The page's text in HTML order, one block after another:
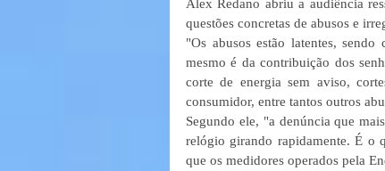
Alex Redano abriu a audiência
questões concretas de abusos e
"Os abusos estão latentes,
mesmo é da contribuição dos
corte de energia sem aviso,
consumidor, entre tantos outros
Segundo ele, "a denúncia que
relógio girando rapidamente. É o
que os medidores operados pela